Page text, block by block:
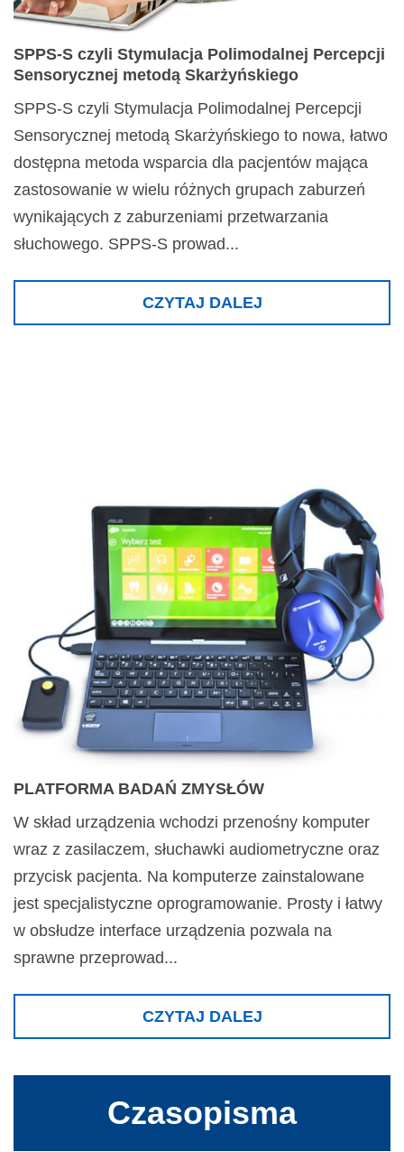
SPPS-S czyli Stymulacja Polimodalnej Percepcji
Sensorycznej metodą Skarżyńskiego
SPPS-S czyli Stymulacja Polimodalnej Percepcji
Sensorycznej metodą Skarżyńskiego to nowa, łatwo
dostępna metoda wsparcia dla pacjentów mająca
zastosowanie w wielu różnych grupach zaburzeń
wynikających z zaburzeniami przetwarzania
słuchowego. SPPS-S prowad...
CZYTAJ DALEJ
PLATFORMA BADAŃ ZMYSŁÓW
W skład urządzenia wchodzi przenośny komputer
wraz z zasilaczem, słuchawki audiometryczne oraz
przycisk pacjenta. Na komputerze zainstalowane
jest specjalistyczne oprogramowanie. Prosty i łatwy
w obsłudze interface urządzenia pozwala na
sprawne przeprowad...
CZYTAJ DALEJ
Czasopisma